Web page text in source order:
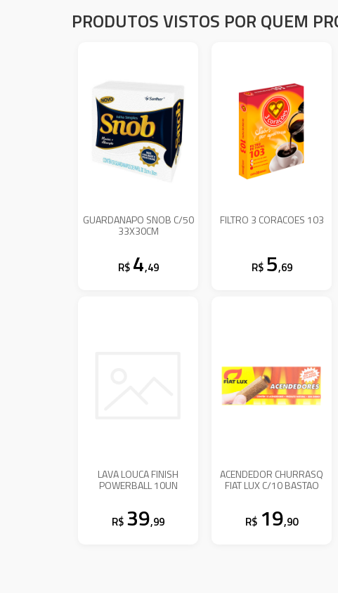
PRODUTOS VISTOS POR QUEM
GUARDANAPO SNOB C/50
33X30CM
R$ 4,49
FILTRO 3 CORACOES 103
R$ 5,69
LAVA LOUCA FINISH
POWERBALL 10UN
R$ 39,99
ACENDEDOR CHURRASQ
FIAT LUX C/10 BASTAO
R$ 19,90